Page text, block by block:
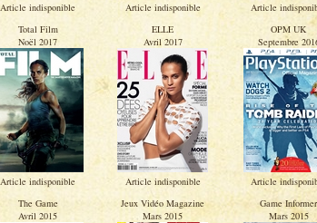
Article indisponible Article indisponible
Article
Total Film
Noël 2017
Article indisponible
ELLE
Avril 2017
Article indisponible
OPM UK
Septembre
Article
The Game
Avril 2015
Jeux Vidéo Magazine
Mars 2015
Game Informer
Mars 2015